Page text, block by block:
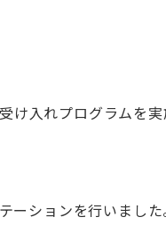
け入れプログラムを実
ーションを行いました